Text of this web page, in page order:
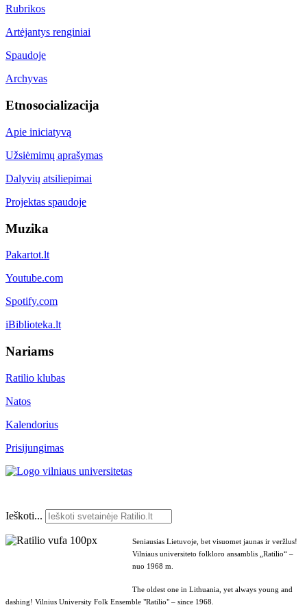
Rubrikos
Artėjantys renginiai
Spaudoje
Archyvas
Etnosocializacija
Apie iniciatyvą
Užsiėmimų aprašymas
Dalyvių atsiliepimai
Projektas spaudoje
Muzika
Pakartot.lt
Youtube.com
Spotify.com
iBiblioteka.lt
Nariams
Ratilio klubas
Natos
Kalendorius
Prisijungimas
Ieškoti...
Seniausias Lietuvoje, bet visuomet jaunas ir veržlus!
Vilniaus universiteto folkloro ansamblis „Ratilio“ –
nuo 1968 m.
The oldest one in Lithuania, yet always young and
dashing! Vilnius University Folk Ensemble "Ratilio" – since 1968.